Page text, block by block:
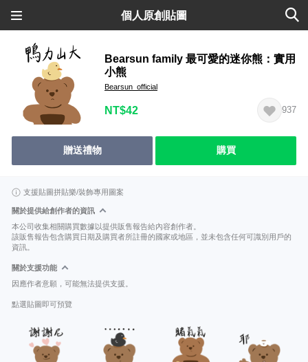
個人原創貼圖
Bearsun family 最可愛的迷你熊：實用
小熊
Bearsun_official
NT$42 937
贈送禮物 購買
支援貼圖拼貼樂/裝飾專用圖案
關於提供給創作者的資訊
本公司收集相關購買數據以提供販售報告給內容創作者。
該販售報告包含購買日期及購買者所註冊的國家或地區，並未包含任何可識別用戶的
資訊。
關於支援功能
因應作者意願，可能無法提供支援。
點選貼圖即可預覽